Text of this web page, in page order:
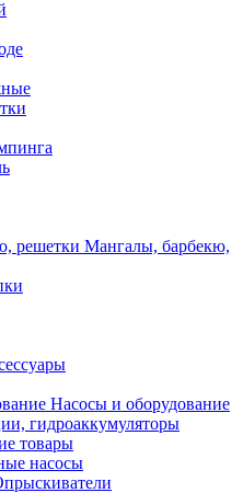
Мангалы, барбекю,
Насосы и оборудование
гидроаккумуляторы
товары
насосы